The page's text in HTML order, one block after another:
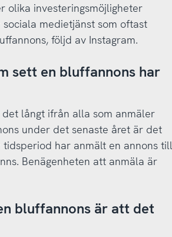
olika investeringsmöjligheter
medietjänst som oftast
följd av Instagram.
sett en bluffannons har
långt ifrån alla som anmäler
under det senaste året är det
har anmält en annons till
Benägenheten att anmäla är
bluffannons är att det